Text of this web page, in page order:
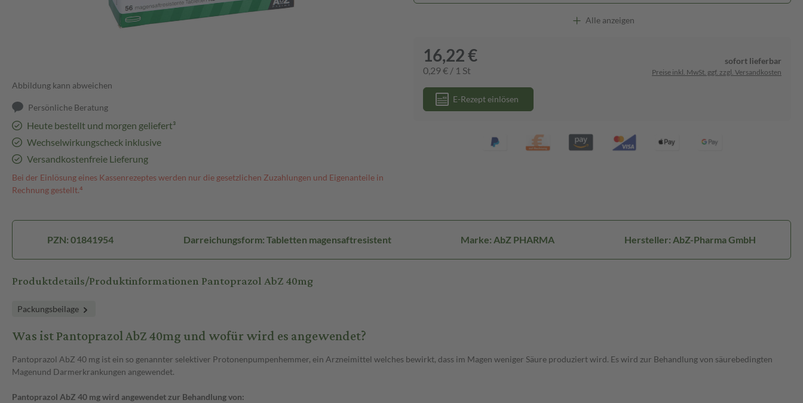
Abbildung kann abweichen
Persönliche Beratung
Heute bestellt und morgen geliefert³
Wechselwirkungscheck inklusive
Versandkostenfreie Lieferung
Bei der Einlösung eines Kassenrezeptes werden nur die gesetzlichen Zuzahlungen und Eigenanteile in
Rechnung gestellt.⁴
Alle anzeigen
16,22 €
0,29 € / 1 St
sofort lieferbar
Preise inkl. MwSt. ggf. zzgl. Versandkosten
E-Rezept einlösen
PZN: 01841954 Darreichungsform: Tabletten magensaftresistent Marke: AbZ PHARMA Hersteller: AbZ-Pharma GmbH
Produktdetails/Produktinformationen Pantoprazol AbZ 40mg
Packungsbeilage
Was ist Pantoprazol AbZ 40mg und wofür wird es angewendet?
Pantoprazol AbZ 40 mg ist ein so genannter selektiver Protonenpumpenhemmer, ein Arzneimittel welches bewirkt, dass im Magen weniger Säure produziert wird. Es wird zur Behandlung von säurebedingten
Magenund Darmerkrankungen angewendet.
Pantoprazol AbZ 40 mg wird angewendet zur Behandlung von: